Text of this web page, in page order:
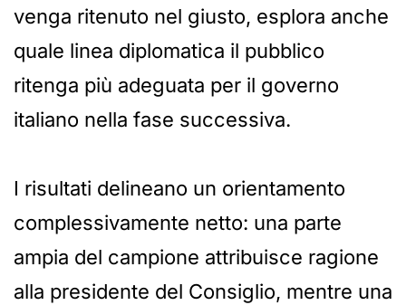
venga ritenuto nel giusto, esplora anche
quale linea diplomatica il pubblico
ritenga più adeguata per il governo
italiano nella fase successiva.
I risultati delineano un orientamento
complessivamente netto: una parte
ampia del campione attribuisce ragione
alla presidente del Consiglio, mentre una